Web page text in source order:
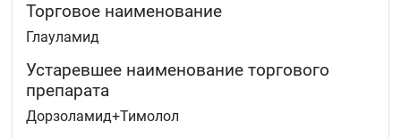
Торговое наименование
Глауламид
Устаревшее наименование торгового
препарата
Дорзоламид+Тимолол